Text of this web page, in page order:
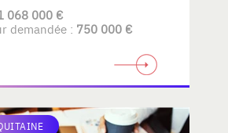
068 000 €
demandée : 750 000 €